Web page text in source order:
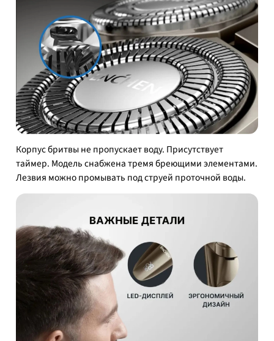
Корпус бритвы не пропускает воду. Присутствует
таймер. Модель снабжена тремя бреющими элементами.
Лезвия можно промывать под струей проточной воды.